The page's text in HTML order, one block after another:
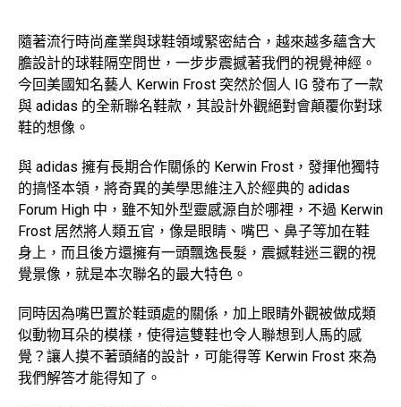
隨著流行時尚產業與球鞋領域緊密結合，越來越多蘊含大
膽設計的球鞋隔空問世，一步步震撼著我們的視覺神經。
今回美國知名藝人 Kerwin Frost 突然於個人 IG 發布了一款
與 adidas 的全新聯名鞋款，其設計外觀絕對會顛覆你對球
鞋的想像。
與 adidas 擁有長期合作關係的 Kerwin Frost，發揮他獨特
的搞怪本領，將奇異的美學思維注入於經典的 adidas
Forum High 中，雖不知外型靈感源自於哪裡，不過 Kerwin
Frost 居然將人類五官，像是眼睛、嘴巴、鼻子等加在鞋
身上，而且後方還擁有一頭飄逸長髮，震撼鞋迷三觀的視
覺景像，就是本次聯名的最大特色。
同時因為嘴巴置於鞋頭處的關係，加上眼睛外觀被做成類
似動物耳朵的模樣，使得這雙鞋也令人聯想到人馬的感
覺？讓人摸不著頭緒的設計，可能得等 Kerwin Frost 來為
我們解答才能得知了。